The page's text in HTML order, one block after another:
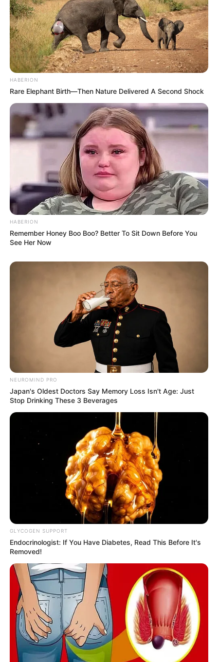
HABERION
Rare Elephant Birth—Then Nature Delivered A Second Shock
HABERION
Remember Honey Boo Boo? Better To Sit Down Before You
See Her Now
NEUROMIND PRO
Japan's Oldest Doctors Say Memory Loss Isn't Age: Just
Stop Drinking These 3 Beverages
GLYCOGEN SUPPORT
Endocrinologist: If You Have Diabetes, Read This Before It's
Removed!